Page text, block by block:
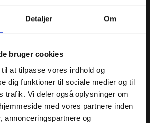
Detaljer Om
bruger cookies
at tilpasse vores indhold og
dig funktioner til sociale medier og til
trafik. Vi deler også oplysninger om
med vores partnere inden
annonceringspartnere og
fund fra Boeslunde Oplev
I området omkring Boeslunde er
præcis i det område, og […]
– Odsherred i foto og